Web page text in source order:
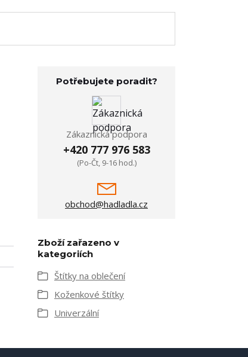
Potřebujete poradit?
Zákaznická podpora
+420 777 976 583
(Po-Čt, 9-16 hod.)
obchod@hadladla.cz
Zboží zařazeno v
kategoriích
Štítky na oblečení
Koženkové štítky
Univerzální